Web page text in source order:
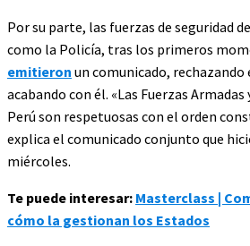
Por su parte, las fuerzas de seguridad
como la Policía, tras los primeros
emitieron un comunicado,
acabando con él. «Las Fuerzas
Perú son respetuosas con el orden
explica el comunicado conjunto que
miércoles.
Te puede interesar: Masterclass |
cómo la gestionan los Estados